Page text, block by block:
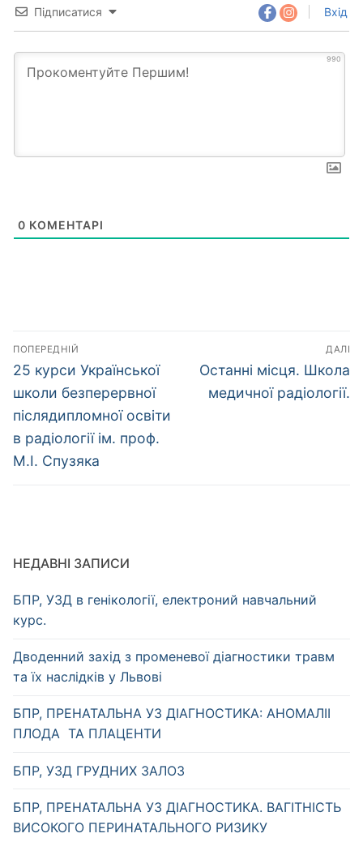
Підписатися Вхід
990
0 КОМЕНТАРІ
Навігація
записів
ПОПЕРЕДНІЙ
Попередній
запис:
25 курси Української
школи безперервної
післядипломної освіти
в радіології ім. проф.
М.І. Спузяка
ДАЛІ
Наступний
запис:
Останні місця. Школа
медичної радіології.
НЕДАВНІ ЗАПИСИ
БПР, УЗД в генікології, електроний навчальний
курс.
Дводенний захід з променевої діагностики травм
та їх наслідків у Львові
БПР, ПРЕНАТАЛЬНА УЗ ДІАГНОСТИКА: АНОМАЛІІ
ПЛОДА ТА ПЛАЦЕНТИ
БПР, УЗД ГРУДНИХ ЗАЛОЗ
БПР, ПРЕНАТАЛЬНА УЗ ДІАГНОСТИКА. ВАГІТНІСТЬ
ВИСОКОГО ПЕРИНАТАЛЬНОГО РИЗИКУ